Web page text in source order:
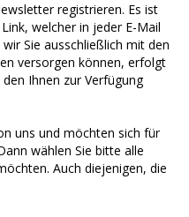
registrieren. Es ist
welcher in jeder E-Mail
Sie ausschließlich mit den
versorgen können, erfolgt
Ihnen zur Verfügung
uns und möchten sich für
wählen Sie bitte alle
Auch diejenigen, die